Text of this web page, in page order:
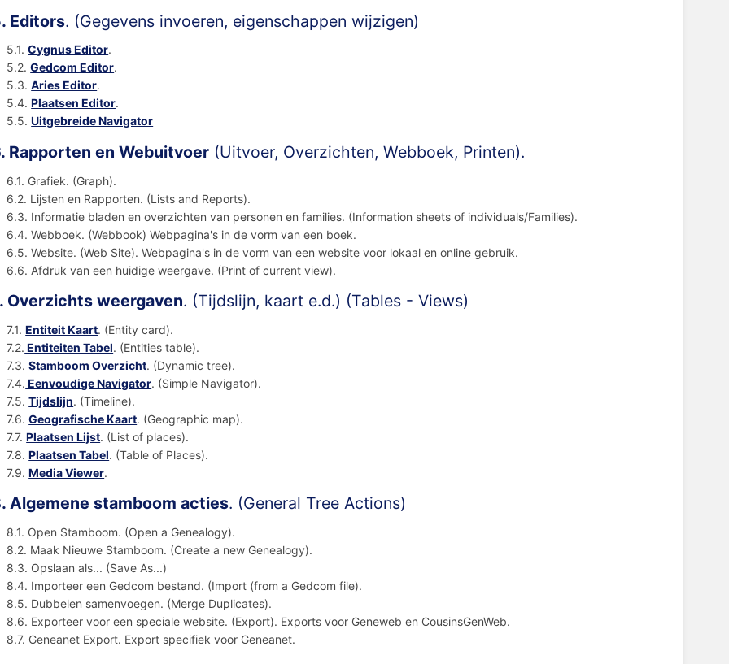
Editors. (Gegevens invoeren, eigenschappen wijzigen)
5.1.Cygnus Editor.
5.2.Gedcom Editor.
5.3.Aries Editor.
5.4.Plaatsen Editor.
5.5.Uitgebreide Navigator
Rapporten en Webuitvoer (Uitvoer, Overzichten, Webboek, Printen).
6.1. Grafiek. (Graph).
6.2. Lijsten en Rapporten. (Lists and Reports).
6.3. Informatie bladen en overzichten van personen en families. (Information sheets of individuals/Families).
6.4. Webboek. (Webbook) Webpagina's in de vorm van een boek.
6.5. Website. (Web Site). Webpagina's in de vorm van een website voor lokaal en online gebruik.
6.6. Afdruk van een huidige weergave. (Print of current view).
Overzichts weergaven. (Tijdslijn, kaart e.d.) (Tables - Views)
7.1.Entiteit Kaart. (Entity card).
7.2. Entiteiten Tabel. (Entities table).
7.3.Stamboom Overzicht. (Dynamic tree).
7.4. Eenvoudige Navigator. (Simple Navigator).
7.5.Tijdslijn. (Timeline).
7.6.Geografische Kaart. (Geographic map).
7.7.Plaatsen Lijst. (List of places).
7.8.Plaatsen Tabel. (Table of Places).
7.9.Media Viewer.
Algemene stamboom acties. (General Tree Actions)
8.1. Open Stamboom. (Open a Genealogy).
8.2. Maak Nieuwe Stamboom. (Create a new Genealogy).
8.3. Opslaan als... (Save As...)
8.4. Importeer een Gedcom bestand. (Import (from a Gedcom file).
8.5. Dubbelen samenvoegen. (Merge Duplicates).
8.6. Exporteer voor een speciale website. (Export). Exports voor Geneweb en CousinsGenWeb.
8.7. Geneanet Export. Export specifiek voor Geneanet.